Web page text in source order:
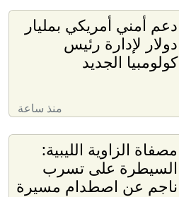
دعم أمني أمريكي بمليار
دولار لإدارة رئيس
كولومبيا الجديد
منذ ساعة
مصفاة الزاوية الليبية:
السيطرة على تسرب
ناجم عن اصطدام مسيرة